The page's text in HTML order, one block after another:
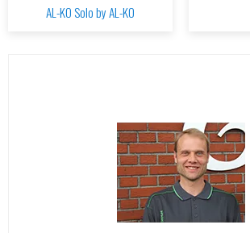
AL-KO Solo by AL-KO